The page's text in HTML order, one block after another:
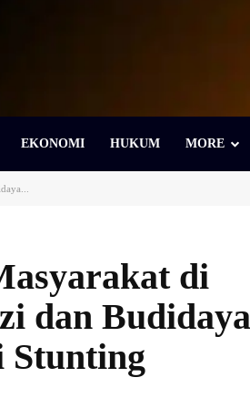
EKONOMI HUKUM MORE
di
dan Budidaya
Stunting